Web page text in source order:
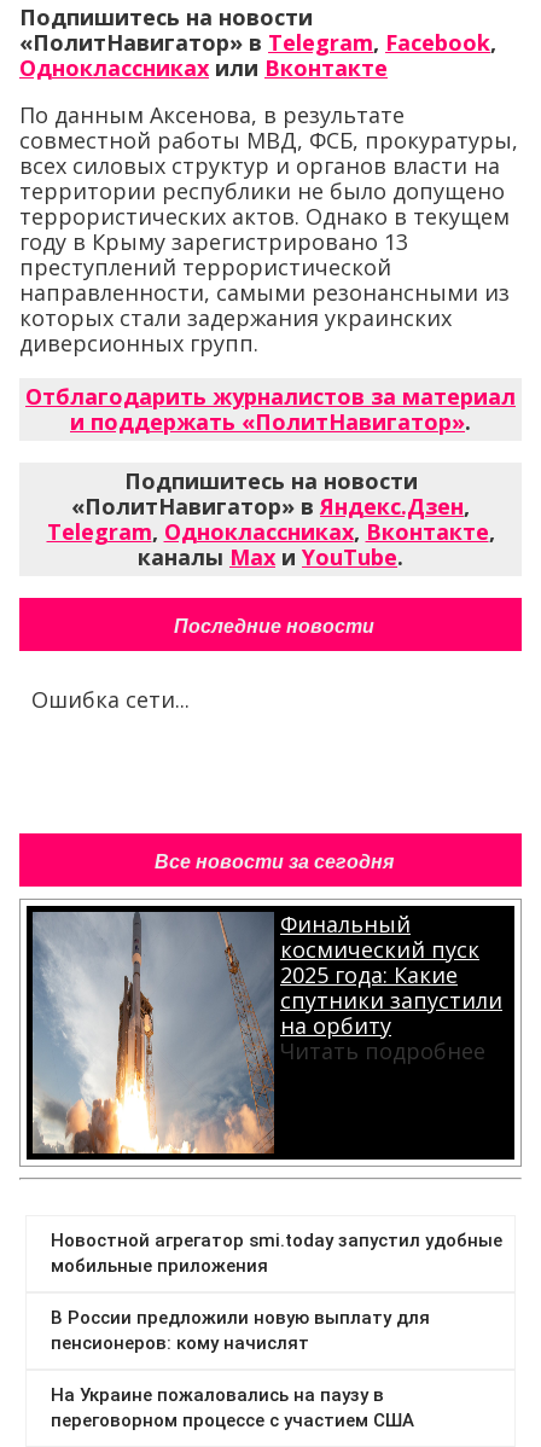
Подпишитесь на новости
«ПолитНавигатор» в Telegram, Facebook,
Одноклассниках или Вконтакте
По данным Аксенова, в результате
совместной работы МВД, ФСБ, прокуратуры,
всех силовых структур и органов власти на
территории республики не было допущено
террористических актов. Однако в текущем
году в Крыму зарегистрировано 13
преступлений террористической
направленности, самыми резонансными из
которых стали задержания украинских
диверсионных групп.
Отблагодарить журналистов за материал
и поддержать «ПолитНавигатор».
Подпишитесь на новости
«ПолитНавигатор» в Яндекс.Дзен,
Telegram, Одноклассниках, Вконтакте,
каналы Max и YouTube.
Последние новости
Ошибка сети...
Все новости за сегодня
Финальный
космический пуск
2025 года: Какие
спутники запустили
на орбиту
Читать подробнее